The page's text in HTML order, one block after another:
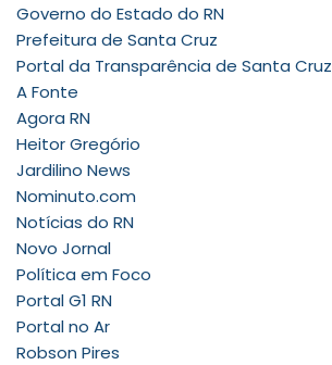
Governo do Estado do RN
Prefeitura de Santa Cruz
Portal da Transparência de Santa Cruz
A Fonte
Agora RN
Heitor Gregório
Jardilino News
Nominuto.com
Notícias do RN
Novo Jornal
Política em Foco
Portal G1 RN
Portal no Ar
Robson Pires